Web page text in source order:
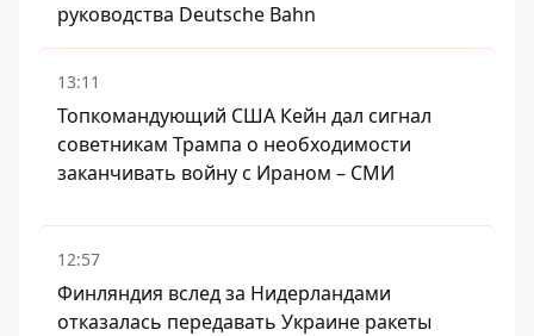
руководства Deutsche Bahn
13:11
Топкомандующий США Кейн дал сигнал
советникам Трампа о необходимости
заканчивать войну с Ираном – СМИ
12:57
Финляндия вслед за Нидерландами
отказалась передавать Украине ракеты